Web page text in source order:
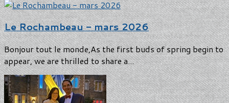
Le Rochambeau - mars 2026
Bonjour tout le monde,As the first buds of spring begin to
appear, we are thrilled to share a...